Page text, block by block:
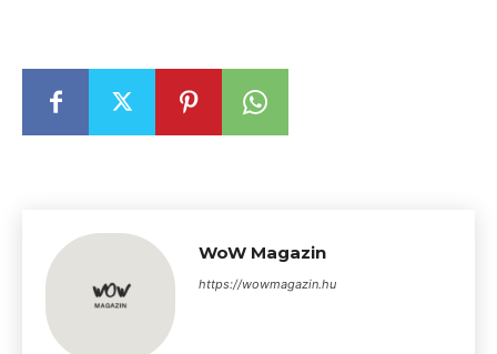
WoW Magazin
https://wowmagazin.hu